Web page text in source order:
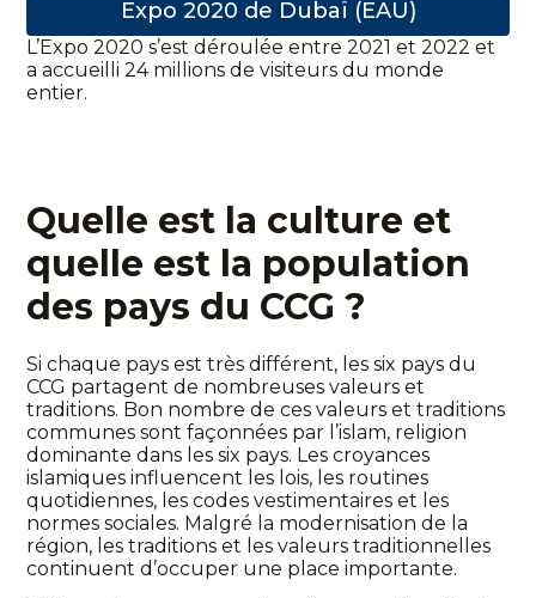
Expo 2020 de Dubaï (EAU)
L’Expo 2020 s’est déroulée entre 2021 et 2022 et
a accueilli 24 millions de visiteurs du monde
entier.
Quelle est la culture et
quelle est la population
des pays du CCG ?
Si chaque pays est très différent, les six pays du
CCG partagent de nombreuses valeurs et
traditions. Bon nombre de ces valeurs et traditions
communes sont façonnées par l’islam, religion
dominante dans les six pays. Les croyances
islamiques influencent les lois, les routines
quotidiennes, les codes vestimentaires et les
normes sociales. Malgré la modernisation de la
région, les traditions et les valeurs traditionnelles
continuent d’occuper une place importante.